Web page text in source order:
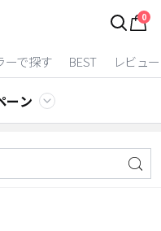
0
ーで探す BEST レビュー
ーン